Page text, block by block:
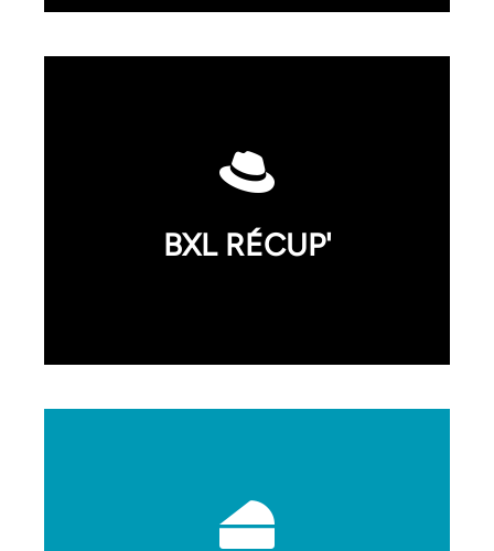
Tandem (1050) | 🏮Ben Artside (1060) |
🎍Urban gardener (1050) | 💍La
d’Oreye (1000), Lokal Concept Store
(1000) | 🕶Seed (1050), Optique
BXL RÉCUP'
ritournelle 👗 Kalamity Vintage Store
(1050) 👚 Mimi Gâteau (1020, 1090)